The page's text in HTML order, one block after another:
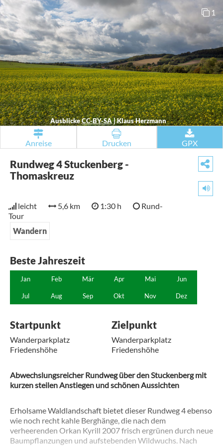
AusblickeCC-BY-SA|Klaus Herzmann
1
Anreise Drucken GPX
Rundweg 4 Stuckenberg -
Thomaskreuz
leicht 5,6 km 1:30 h
Rund-
Tour
Wandern
Beste Jahreszeit
Jan Feb Mär Apr Mai Jun
Jul Aug Sep Okt Nov Dez
Startpunkt
Wanderparkplatz
Friedenshöhe
Zielpunkt
Wanderparkplatz
Friedenshöhe
Abwechslungsreicher Rundweg über den Stuckenberg mit
kurzen steilen Anstiegen und schönen Aussichten
Erholsame Waldlandschaft bietet dieser Rundweg 4 ebenso
wie noch recht kahle Berghänge, die nach dem
verheerenden Orkan Kyrill 2007 frisch ergrünen durch neue
Baumpflanzungen und aufstebenden Wildwuchs. Nach